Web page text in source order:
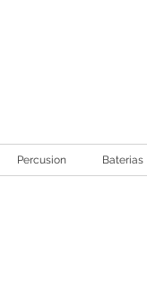
Percusion Baterias